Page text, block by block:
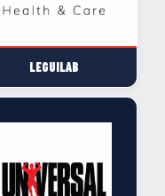
LEGUILAB